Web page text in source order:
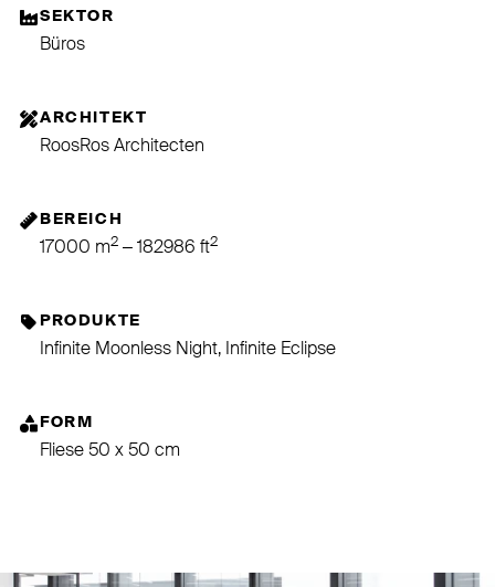
SEKTOR
Büros
ARCHITEKT
RoosRos Architecten
BEREICH
17000 m2 – 182986 ft2
PRODUKTE
Infinite Moonless Night, Infinite Eclipse
FORM
Fliese 50 x 50 cm